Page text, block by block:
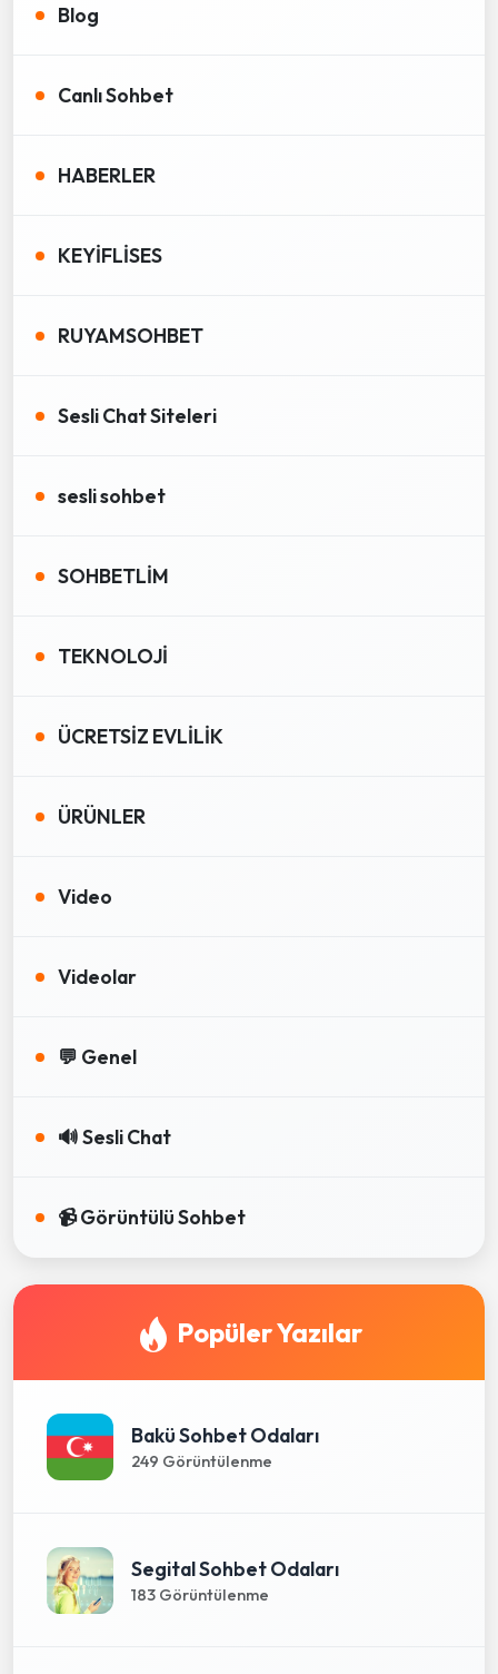
Blog
Canlı Sohbet
HABERLER
KEYİFLİSES
RUYAMSOHBET
Sesli Chat Siteleri
sesli sohbet
SOHBETLİM
TEKNOLOJİ
ÜCRETSİZ EVLİLİK
ÜRÜNLER
Video
Videolar
💬 Genel
🔊 Sesli Chat
📹 Görüntülü Sohbet
Popüler Yazılar
Bakü Sohbet Odaları
249 Görüntülenme
Segital Sohbet Odaları
183 Görüntülenme